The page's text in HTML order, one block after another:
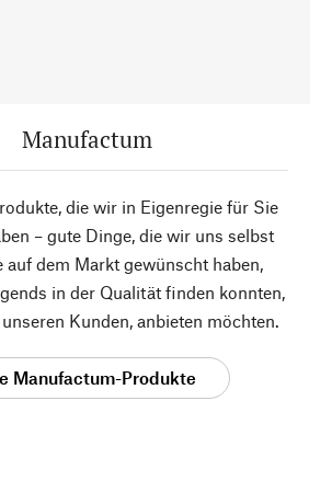
Manufactum
die wir in Eigenregie für Sie
– gute Dinge, die wir uns selbst
auf dem Markt gewünscht haben,
in der Qualität finden konnten,
Kunden, anbieten möchten.
Manufactum-Produkte